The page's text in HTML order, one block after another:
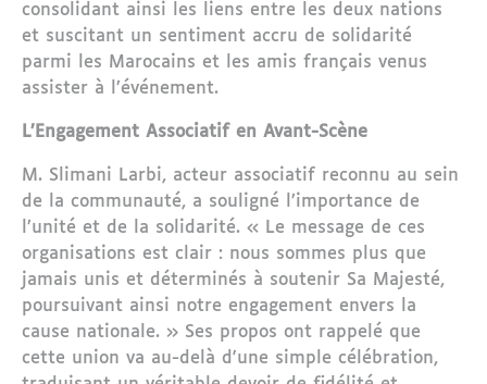
consolidant ainsi les liens entre les deux nations
et suscitant un sentiment accru de solidarité
parmi les Marocains et les amis français venus
assister à l’événement.
L’Engagement Associatif en Avant-Scène
M. Slimani Larbi, acteur associatif reconnu au sein
de la communauté, a souligné l’importance de
l’unité et de la solidarité. « Le message de ces
organisations est clair : nous sommes plus que
jamais unis et déterminés à soutenir Sa Majesté,
poursuivant ainsi notre engagement envers la
cause nationale. » Ses propos ont rappelé que
cette union va au-delà d'une simple célébration,